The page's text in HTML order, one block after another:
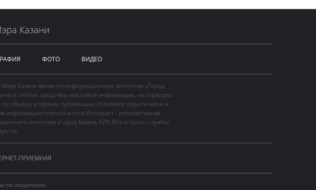
Казани
ФОТО ВИДЕО
Казани является информационное агентство «Город
в любых средствах массовой информации, на серверах
объему и срокам публикации. Условием перепечатки и
информации портала в сети Интернет - интерактивная
агентства «Город Казань KZN.RU» и пресс-службы
ПРИЕМНАЯ
по лицензии: